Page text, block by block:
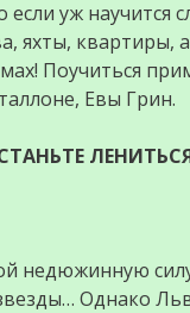
уж научится
яхты,
Поучиться
Евы Грин.
недюжинную
Однако